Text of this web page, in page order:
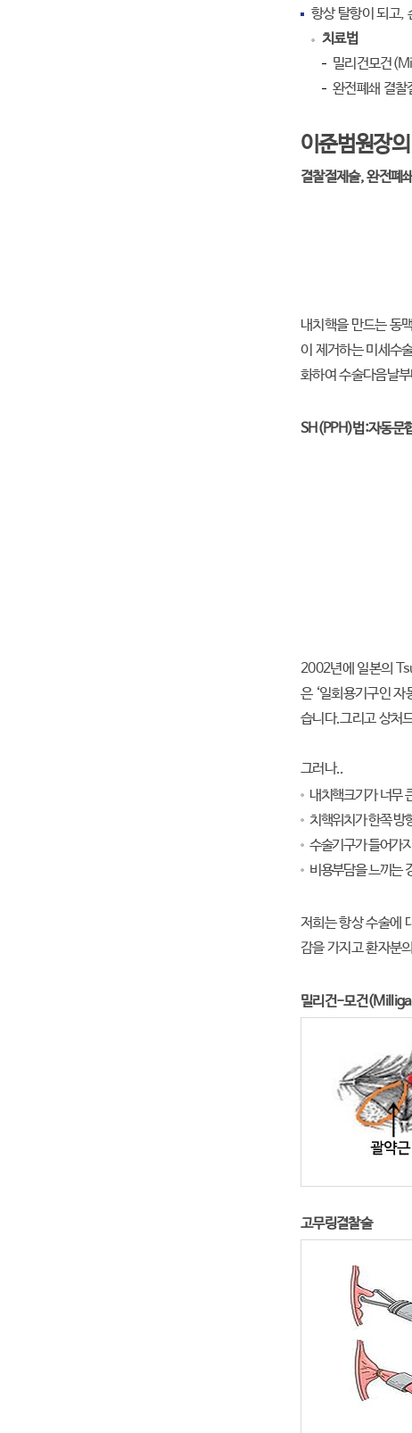
항상 탈항이 되고,
치료법
밀리건모건
완전폐쇄 결찰
이준범원장
결찰절제술, 완전폐
내치핵을 만드는 동
이 제거하는 미세수
화하여 수술다음날
SH(PPH)법:자동문
2002년에 일본의
은 ‘일회용기구인
습니다.그리고 상처
그러나..
내치핵크기가 너무
치핵위치가 한쪽 방
수술기구가 들어가
비용부담을 느끼는
저희는 항상 수술에
감을 가지고 환자분
밀리건-모건
고무링결찰술